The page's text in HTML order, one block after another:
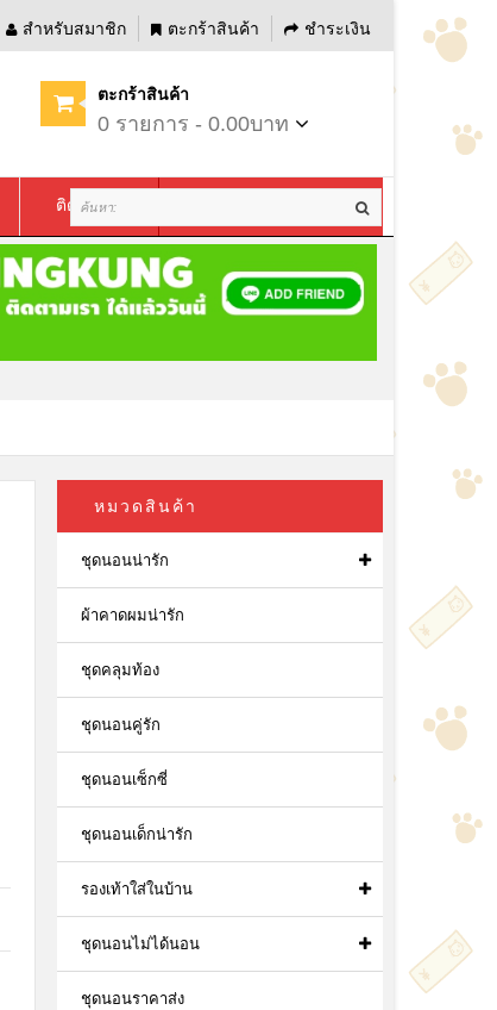
สำหรับสมาชิก ตะกร้าสินค้า ชำระเงิน
ตะกร้าสินค้า
0 รายการ - 0.00บาท
ติดต่อเรา
หมวดสินค้า
ชุดนอนน่ารัก
ผ้าคาดผมน่ารัก
ชุดคลุมท้อง
ชุดนอนคู่รัก
ชุดนอนเซ็กซี่
ชุดนอนเด็กน่ารัก
รองเท้าใส่ในบ้าน
ชุดนอนไม่ได้นอน
ชุดนอนราคาส่ง